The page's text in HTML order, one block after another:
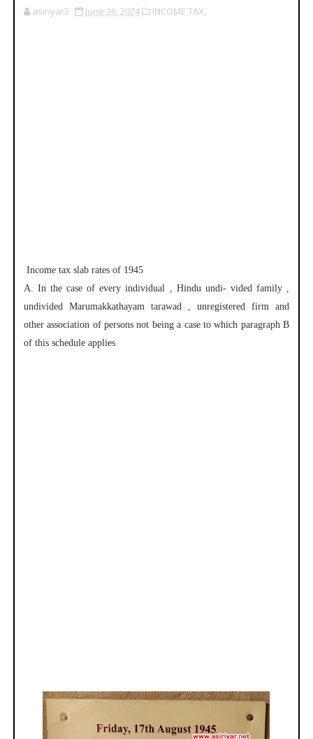
asiriyar3 June 26, 2024 INCOME TAX,
Income tax slab rates of 1945
A. In the case of every individual , Hindu undi- vided family ,
undivided Marumakkathayam tarawad , unregistered firm and
other association of persons not being a case to which paragraph B
of this schedule applies